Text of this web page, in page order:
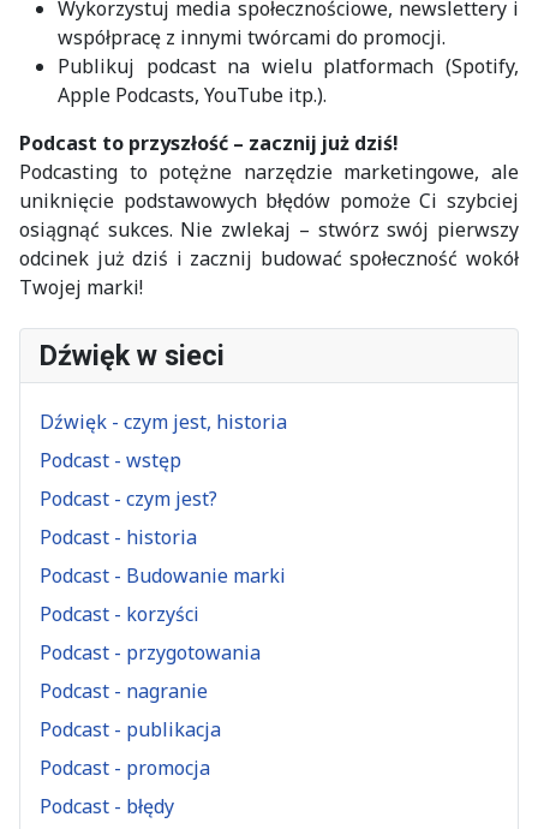
Wykorzystuj media społecznościowe, newslettery i
współpracę z innymi twórcami do promocji.
Publikuj podcast na wielu platformach (Spotify,
Apple Podcasts, YouTube itp.).
Podcast to przyszłość – zacznij już dziś!
Podcasting to potężne narzędzie marketingowe, ale
uniknięcie podstawowych błędów pomoże Ci szybciej
osiągnąć sukces. Nie zwlekaj – stwórz swój pierwszy
odcinek już dziś i zacznij budować społeczność wokół
Twojej marki!
Dźwięk w sieci
Dźwięk - czym jest, historia
Podcast - wstęp
Podcast - czym jest?
Podcast - historia
Podcast - Budowanie marki
Podcast - korzyści
Podcast - przygotowania
Podcast - nagranie
Podcast - publikacja
Podcast - promocja
Podcast - błędy